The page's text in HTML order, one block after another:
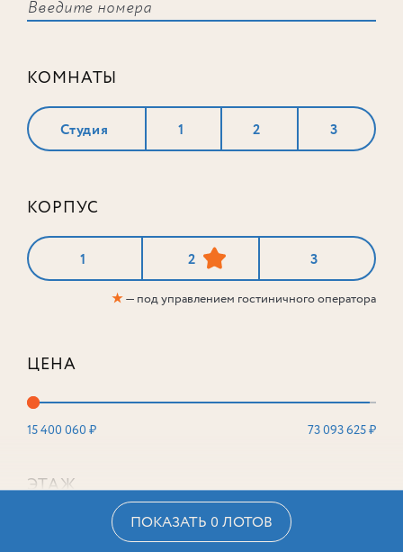
КОМНАТЫ
Студия 1 2 3
КОРПУС
1 2 3
★— под управлением гостиничного оператора
ЦЕНА
15 400 060 ₽ 73 093 625 ₽
ЭТАЖ
ПОКАЗАТЬ 0 ЛОТОВ
соответствует ни одного лота